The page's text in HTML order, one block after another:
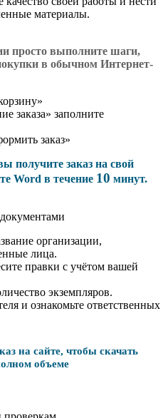
материалы.
просто выполните шаги,
в обычном Интернет-
заказа» заполните
заказ»
получите заказ на свой
Word в течение 10 минут.
организации,
лица.
правки с учётом вашей
экземпляров.
и ознакомьте ответственных
на сайте, чтобы скачать
объеме